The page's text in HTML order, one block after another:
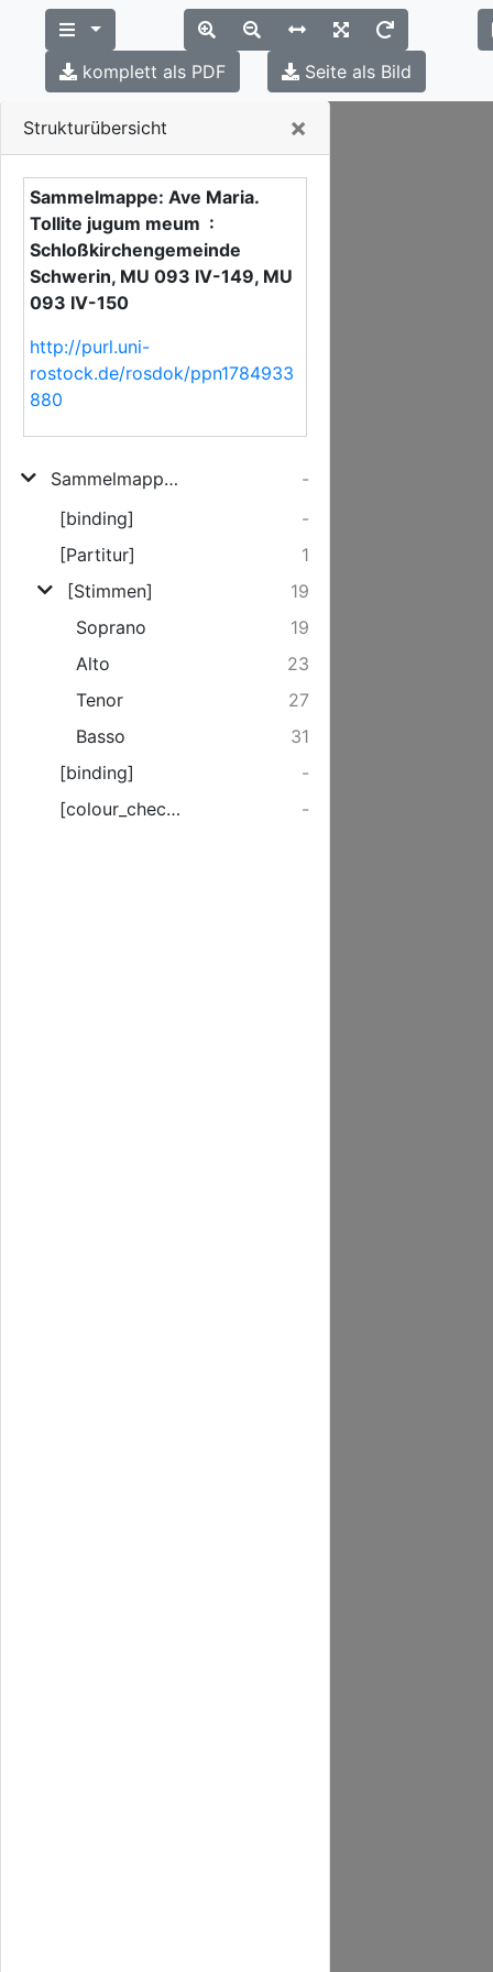
Strukturübersicht ×
Sammelmappe: Ave Maria.
Tollite jugum meum :
Schloßkirchengemeinde
Schwerin, MU 093 IV-149, MU
093 IV-150
http://purl.uni-
rostock.de/rosdok/ppn1784933
880
Sammelmappe: Ave Maria. Tollite jugum meum
-
[binding]
-
[Partitur]
1
[Stimmen]
19
Soprano
19
Alto
23
Tenor
27
Basso
31
[binding]
-
[colour_checker]
-
komplett als PDF Seite als Bild